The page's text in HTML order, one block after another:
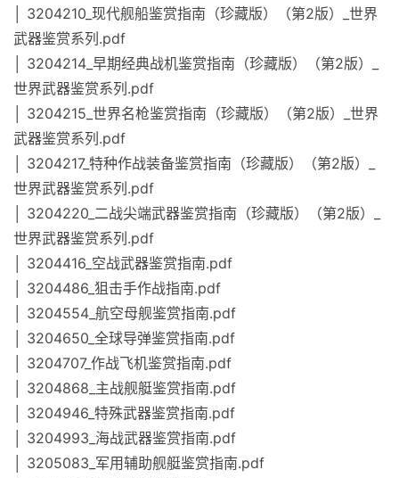
│ 3204210_现代舰船鉴赏指南（珍藏版）（第2版）_世界
武器鉴赏系列.pdf
│ 3204214_早期经典战机鉴赏指南（珍藏版）（第2版）_
世界武器鉴赏系列.pdf
│ 3204215_世界名枪鉴赏指南（珍藏版）（第2版）_世界
武器鉴赏系列.pdf
│ 3204217_特种作战装备鉴赏指南（珍藏版）（第2版）_
世界武器鉴赏系列.pdf
│ 3204220_二战尖端武器鉴赏指南（珍藏版）（第2版）_
世界武器鉴赏系列.pdf
│ 3204416_空战武器鉴赏指南.pdf
│ 3204486_狙击手作战指南.pdf
│ 3204554_航空母舰鉴赏指南.pdf
│ 3204650_全球导弹鉴赏指南.pdf
│ 3204707_作战飞机鉴赏指南.pdf
│ 3204868_主战舰艇鉴赏指南.pdf
│ 3204946_特殊武器鉴赏指南.pdf
│ 3204993_海战武器鉴赏指南.pdf
│ 3205083_军用辅助舰艇鉴赏指南.pdf